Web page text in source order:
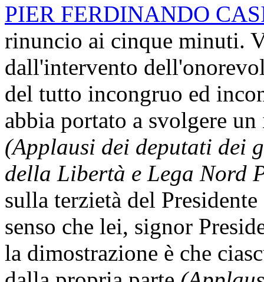
PIER FERDINANDO
rinuncio ai cinque minuti.
dall'intervento
del tutto incongruo ed
abbia portato a svolgere
(Applausi dei deputati dei
della Libertà e Lega Nord
sulla terzietà del
senso che lei, signor
la dimostrazione è che